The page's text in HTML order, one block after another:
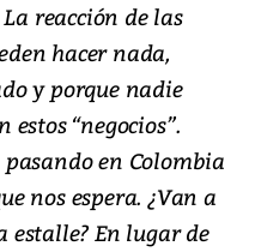
reacción de las
hacer nada,
y porque nadie
“negocios”.
en Colombia
nos espera. ¿Van a
estalle? En lugar de